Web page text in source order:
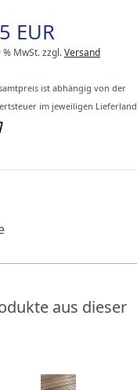
EUR
% MwSt.zzgl.Versand
ist abhängig von der
im jeweiligen Lieferland.
aus dieser